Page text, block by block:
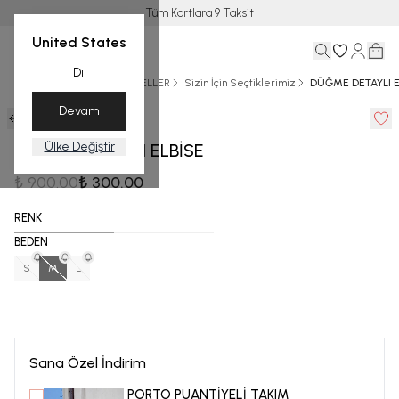
United States
Dil
Devam
Ülke Değiştir
Tüm Kartlara 9 Taksit
BEST SELLER Sizin İçin Seçtiklerimiz DÜĞME DETAYLI
DÜĞME DETAYLI ELBİSE
₺ 900.00₺ 300.00
RENK
BEDEN
S M L
Sana Özel İndirim
PORTO PUANTİYELİ TAKIM